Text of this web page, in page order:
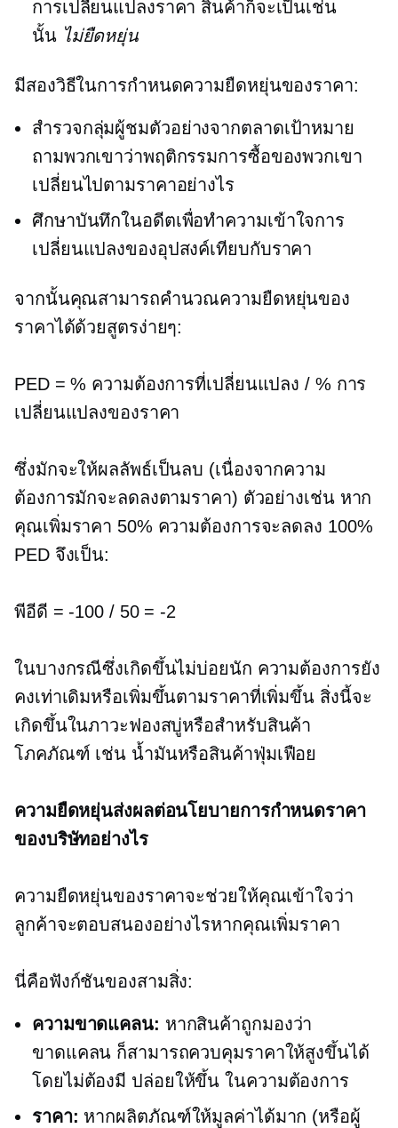
การเปลี่ยนแปลงราคา สินค้าก็จะเป็นเช่น
นั้น ไม่ยืดหยุ่น
มีสองวิธีในการกำหนดความยืดหยุ่นของราคา:
สำรวจกลุ่มผู้ชมตัวอย่างจากตลาดเป้าหมาย
ถามพวกเขาว่าพฤติกรรมการซื้อของพวกเขา
เปลี่ยนไปตามราคาอย่างไร
ศึกษาบันทึกในอดีตเพื่อทำความเข้าใจการ
เปลี่ยนแปลงของอุปสงค์เทียบกับราคา
จากนั้นคุณสามารถคำนวณความยืดหยุ่นของ
ราคาได้ด้วยสูตรง่ายๆ:
PED = % ความต้องการที่เปลี่ยนแปลง / % การ
เปลี่ยนแปลงของราคา
ซึ่งมักจะให้ผลลัพธ์เป็นลบ (เนื่องจากความ
ต้องการมักจะลดลงตามราคา) ตัวอย่างเช่น หาก
คุณเพิ่มราคา 50% ความต้องการจะลดลง 100%
PED จึงเป็น:
พีอีดี =-100 / 50 =-2
ในบางกรณีซึ่งเกิดขึ้นไม่บ่อยนัก ความต้องการยัง
คงเท่าเดิมหรือเพิ่มขึ้นตามราคาที่เพิ่มขึ้น สิ่งนี้จะ
เกิดขึ้นในภาวะฟองสบู่หรือสำหรับสินค้า
โภคภัณฑ์ เช่น น้ำมันหรือสินค้าฟุ่มเฟือย
ความยืดหยุ่นส่งผลต่อนโยบายการกำหนดราคา
ของบริษัทอย่างไร
ความยืดหยุ่นของราคาจะช่วยให้คุณเข้าใจว่า
ลูกค้าจะตอบสนองอย่างไรหากคุณเพิ่มราคา
นี่คือฟังก์ชันของสามสิ่ง:
ความขาดแคลน: หากสินค้าถูกมองว่า
ขาดแคลน ก็สามารถควบคุมราคาให้สูงขึ้นได้
โดยไม่ต้องมี ปล่อยให้ขึ้น ในความต้องการ
ราคา: หากผลิตภัณฑ์ให้มูลค่าได้มาก (หรือผู้